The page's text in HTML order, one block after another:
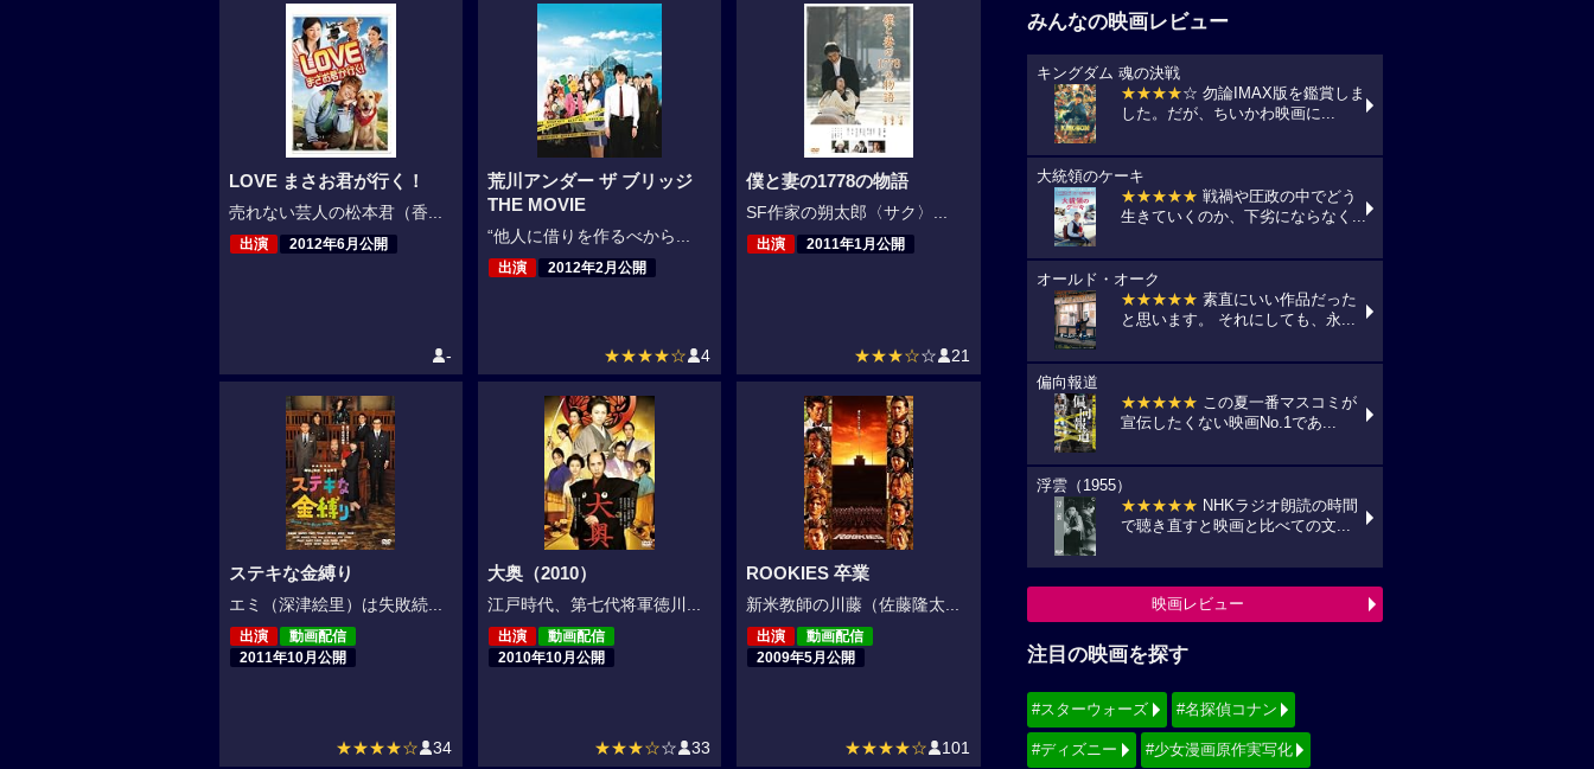
LOVE まさお君が行く！
売れない芸人の松本君（香...
出演 2012年6月公開
-
荒川アンダー ザ ブリッジ
THE MOVIE
“他人に借りを作るべから...
出演 2012年2月公開
★★★★☆ 4
僕と妻の1778の物語
SF作家の朔太郎〈サク〉...
出演 2011年1月公開
★★★☆☆ 21
ステキな金縛り
エミ（深津絵里）は失敗続...
出演
動画配信
2011年10月公開
★★★★☆ 34
大奥（2010）
江戸時代、第七代将軍徳川...
出演
動画配信
2010年10月公開
★★★☆☆ 33
ROOKIES 卒業
新米教師の川藤（佐藤隆太...
出演
動画配信
2009年5月公開
★★★★☆ 101
みんなの映画レビュー
キングダム 魂の決戦
★★★★☆ 勿論IMAX版を鑑賞しま
した。だが、ちいかわ映画に...
大統領のケーキ
★★★★★ 戦禍や圧政の中でどう
生きていくのか、下劣にならなく...
オールド・オーク
★★★★★ 素直にいい作品だった
と思います。 それにしても、永...
偏向報道
★★★★★ この夏一番マスコミが
宣伝したくない映画No.1であ...
浮雲（1955）
★★★★★ NHKラジオ朗読の時間
で聴き直すと映画と比べての文...
映画レビュー
注目の映画を探す
#スターウォーズ #名探偵コナン
#ディズニー #少女漫画原作実写化